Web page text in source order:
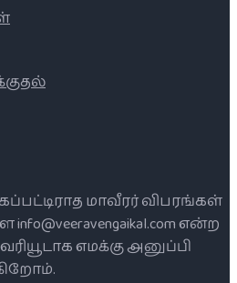
மாவீரர் விபரங்கள்
என்ற
எமக்கு அனுப்பி